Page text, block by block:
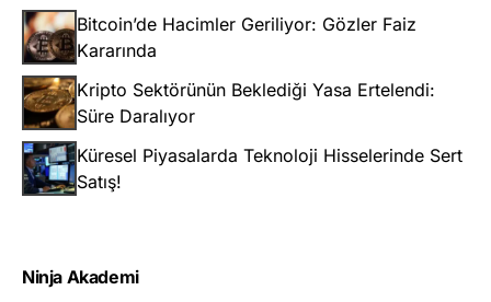
Bitcoin’de Hacimler Geriliyor: Gözler Faiz
Kararında
Kripto Sektörünün Beklediği Yasa Ertelendi:
Süre Daralıyor
Küresel Piyasalarda Teknoloji Hisselerinde Sert
Satış!
Ninja Akademi